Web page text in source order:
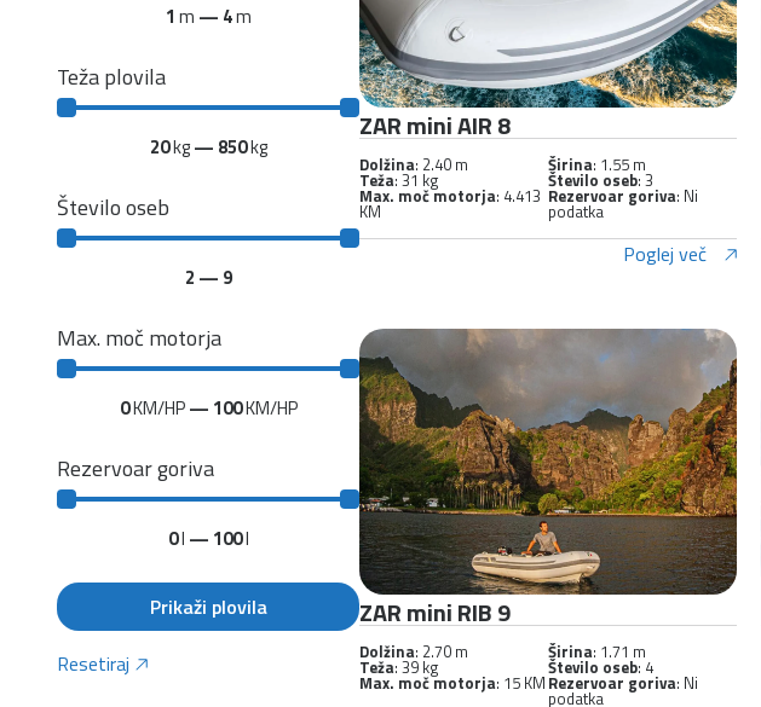
1 m — 4m
Teža plovila
20kg— 850kg
Število oseb
2 — 9
Max. moč motorja
0KM/HP— 100KM/HP
Rezervoar goriva
0l — 100l
Prikaži plovila
Resetiraj
ZAR mini AIR 8
Dolžina: 2.40 m Širina: 1.55 m
Teža: 31 kg Število oseb: 3
Max. moč motorja: 4.413
KM
Rezervoar goriva: Ni
podatka
Poglej več
ZAR mini RIB 9
Dolžina: 2.70 m Širina: 1.71 m
Teža: 39 kg Število oseb: 4
Max. moč motorja: 15 KM Rezervoar goriva: Ni
podatka